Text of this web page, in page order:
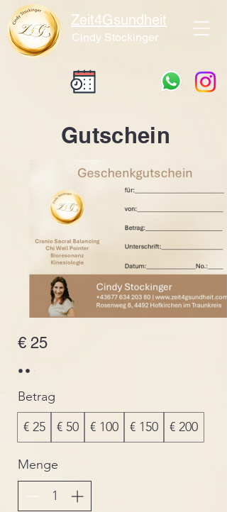
Zeit4Gsundheit
Cindy Stockinger
Gutschein
€ 25
Betrag
€ 25
€ 50 € 100 € 150 € 200
Menge